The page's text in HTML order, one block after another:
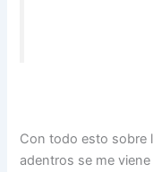
Con todo esto sobre
adentros se me